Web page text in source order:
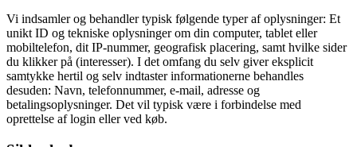
Vi indsamler og behandler typisk følgende typer af oplysninger: Et
unikt ID og tekniske oplysninger om din computer, tablet eller
mobiltelefon, dit IP-nummer, geografisk placering, samt hvilke sider
du klikker på (interesser). I det omfang du selv giver eksplicit
samtykke hertil og selv indtaster informationerne behandles
desuden: Navn, telefonnummer, e-mail, adresse og
betalingsoplysninger. Det vil typisk være i forbindelse med
oprettelse af login eller ved køb.